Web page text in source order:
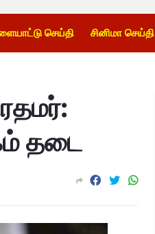
செய்தி சினிமா செய்தி
தடை